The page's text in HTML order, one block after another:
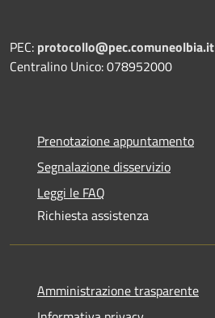
PEC: protocollo@pec.comuneolbia.it
Centralino Unico: 078952000
Prenotazione appuntamento
Segnalazione disservizio
Leggi le FAQ
Richiesta assistenza
Amministrazione trasparente